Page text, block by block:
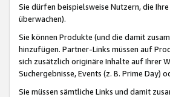
Sie dürfen beispielsweise Nutzern, die
überwachen).
Sie können Produkte (und die damit
hinzufügen. Partner-Links müssen auf
sich zusätzlich originäre Inhalte auf Ihrer
Suchergebnisse, Events (z. B. Prime Day)
Sie müssen sämtliche Links und damit